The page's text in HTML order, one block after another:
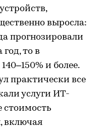
выросла:
прогнозировали
год, то в
и более.
практически все
услуги ИТ-
стоимость
включая